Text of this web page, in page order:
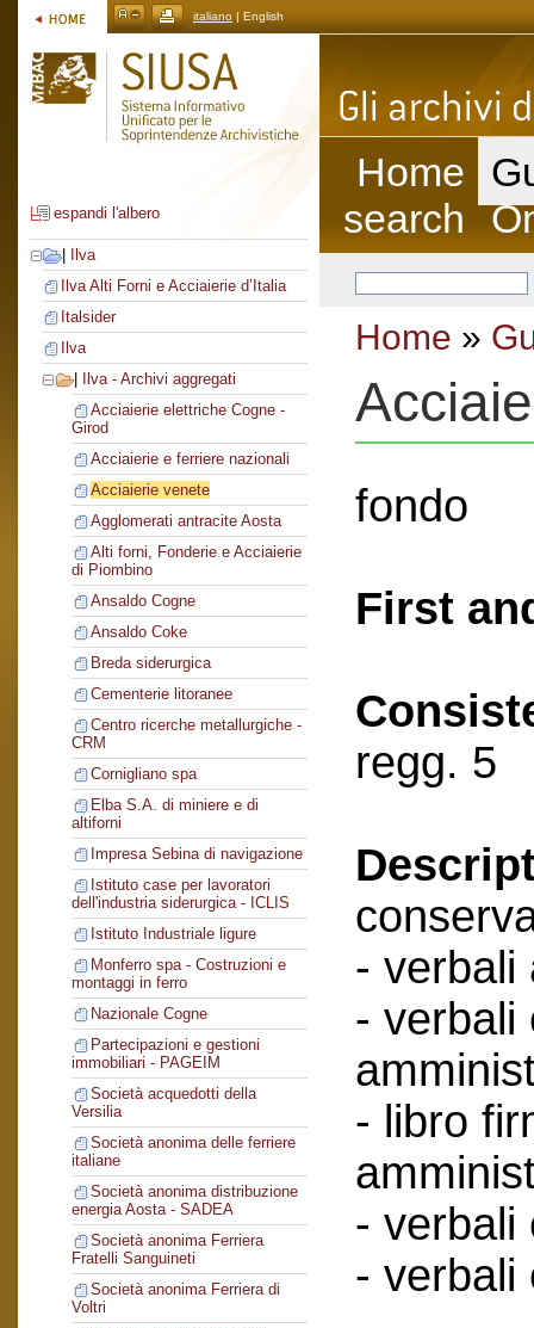
italiano | English
espandi l'albero
Ilva
Ilva Alti Forni e Acciaierie d’Italia
Italsider
Ilva
Ilva - Archivi aggregati
Acciaierie elettriche Cogne -
Girod
Acciaierie e ferriere nazionali
Acciaierie venete
Agglomerati antracite Aosta
Alti forni, Fonderie e Acciaierie
di Piombino
Ansaldo Cogne
Ansaldo Coke
Breda siderurgica
Cementerie litoranee
Centro ricerche metallurgiche -
CRM
Cornigliano spa
Elba S.A. di miniere e di
altiforni
Impresa Sebina di navigazione
Istituto case per lavoratori
dell'industria siderurgica - ICLIS
Istituto Industriale ligure
Monferro spa - Costruzioni e
montaggi in ferro
Nazionale Cogne
Partecipazioni e gestioni
immobiliari - PAGEIM
Società acquedotti della
Versilia
Società anonima delle ferriere
italiane
Società anonima distribuzione
energia Aosta - SADEA
Società anonima Ferriera
Fratelli Sanguineti
Società anonima Ferriera di
Voltri
Home
search
Home »
fondo
First
regg. 5
- verbali
- verbali
- libro
- verbali
- verbali